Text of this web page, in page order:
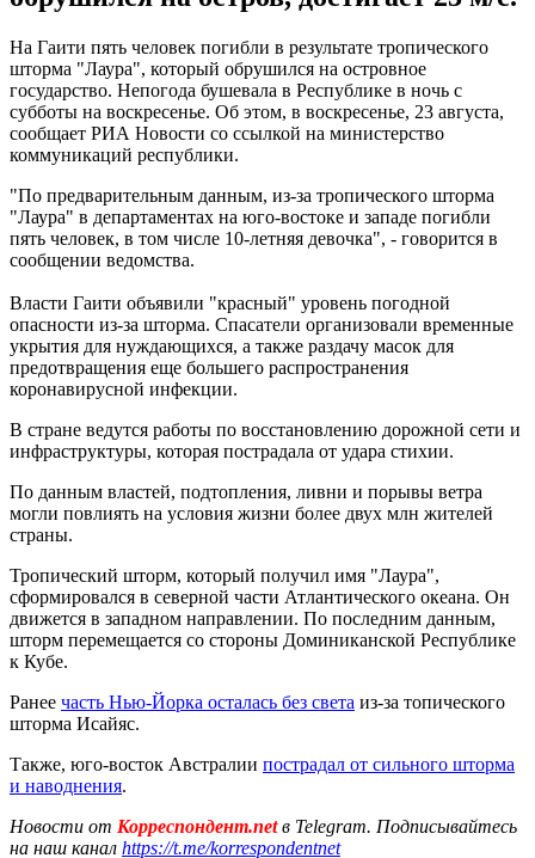
На Гаити пять человек погибли в результате тропического
шторма "Лаура", который обрушился на островное
государство. Непогода бушевала в Республике в ночь с
субботы на воскресенье. Об этом, в воскресенье, 23 августа,
сообщает РИА Новости со ссылкой на министерство
коммуникаций республики.
"По предварительным данным, из-за тропического шторма
"Лаура" в департаментах на юго-востоке и западе погибли
пять человек, в том числе 10-летняя девочка", - говорится в
сообщении ведомства.
Власти Гаити объявили "красный" уровень погодной
опасности из-за шторма. Спасатели организовали временные
укрытия для нуждающихся, а также раздачу масок для
предотвращения еще большего распространения
коронавирусной инфекции.
В стране ведутся работы по восстановлению дорожной сети и
инфраструктуры, которая пострадала от удара стихии.
По данным властей, подтопления, ливни и порывы ветра
могли повлиять на условия жизни более двух млн жителей
страны.
Тропический шторм, который получил имя "Лаура",
сформировался в северной части Атлантического океана. Он
движется в западном направлении. По последним данным,
шторм перемещается со стороны Доминиканской Республике
к Кубе.
Ранее часть Нью-Йорка осталась без света из-за топического
шторма Исайяс.
Также, юго-восток Австралии пострадал от сильного шторма
и наводнения.
Новости от Корреспондент.netв Telegram. Подписывайтесь
на наш канал https://t.me/korrespondentnet